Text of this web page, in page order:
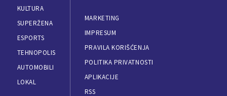
KULTURA
SUPERŽENA
ESPORTS
TEHNOPOLIS
AUTOMOBILI
LOKAL
MARKETING
IMPRESUM
PRAVILA KORIŠĆENJA
POLITIKA PRIVATNOSTI
APLIKACIJE
RSS